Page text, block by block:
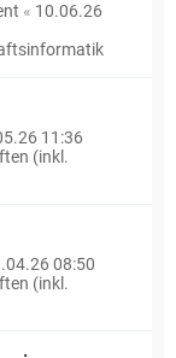
« 10.06.26
11:36
(inkl.
08:50
(inkl.